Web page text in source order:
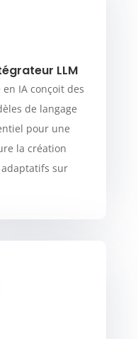
LLM
IA conçoit des
de langage
pour une
la création
adaptatifs sur